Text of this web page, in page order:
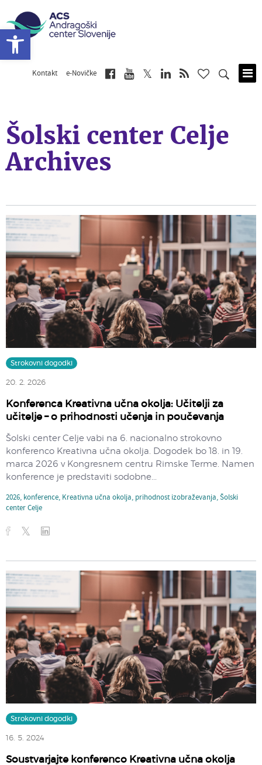
Kontakt e-Novičke
Šolski center Celje
Archives
Strokovni dogodki
20. 2. 2026
Konferenca Kreativna učna okolja: Učitelji za
učitelje – o prihodnosti učenja in poučevanja
Šolski center Celje vabi na 6. nacionalno strokovno
konferenco Kreativna učna okolja. Dogodek bo 18. in 19.
marca 2026 v Kongresnem centru Rimske Terme. Namen
konference je predstaviti sodobne...
2026, konference, Kreativna učna okolja, prihodnost izobraževanja,Šolski
center Celje
Strokovni dogodki
16. 5. 2024
Soustvarjajte konferenco Kreativna učna okolja
Open toolbar